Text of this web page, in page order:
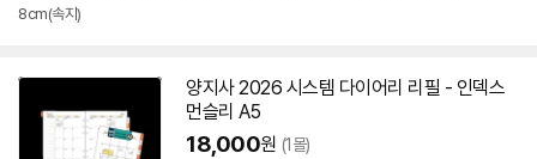
8cm(속지)
양지사 2026 시스템 다이어리 리필 - 인덱스
먼슬리 A5
18,000원 (1몰)